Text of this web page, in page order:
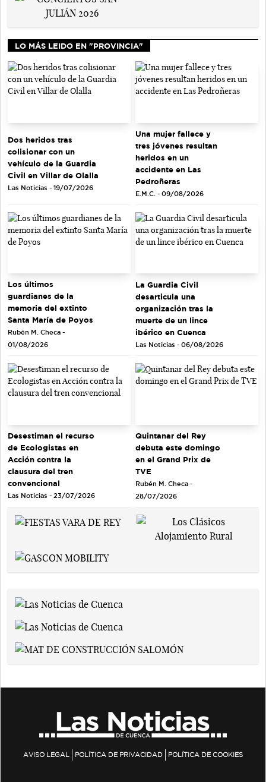
LO MÁS LEIDO EN "PROVINCIA"
Dos heridos tras
colisionar con un
vehículo de la Guardia
Civil en Villar de Olalla
Las Noticias - 19/07/2026
Una mujer fallece y
tres jóvenes resultan
heridos en un
accidente en Las
Pedroñeras
E.M.C. - 09/08/2026
Los últimos
guardianes de la
memoria del extinto
Santa María de Poyos
Rubén M. Checa -
01/08/2026
La Guardia Civil
desarticula una
organización tras la
muerte de un lince
ibérico en Cuenca
Las Noticias - 06/08/2026
Desestiman el recurso
de Ecologistas en
Acción contra la
clausura del tren
convencional
Las Noticias - 23/07/2026
Quintanar del Rey
debuta este domingo
en el Grand Prix de
TVE
Rubén M. Checa -
28/07/2026
AVISO LEGAL POLÍTICA DE PRIVACIDAD POLÍTICA DE COOKIES